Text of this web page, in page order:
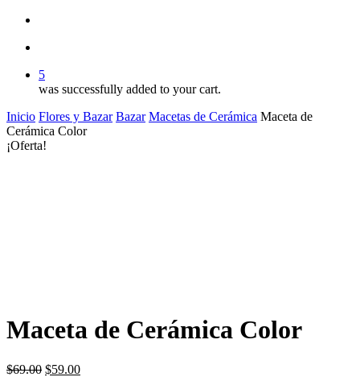
5
was successfully added to your cart.
Inicio Flores y Bazar Bazar Macetas de Cerámica Maceta de
Cerámica Color
¡Oferta!
Maceta de Cerámica Color
$69.00 El
$59.00El